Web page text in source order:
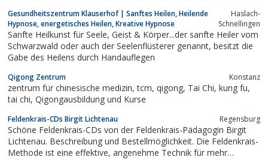
Gesundheitszentrum Klauserhof | Sanftes Heilen, Heilende
Hypnose, energetisches Heilen, Kreative Hypnose
Haslach-
Schnellingen
Sanfte Heilkunst für Seele, Geist & Körper...der sanfte Heiler vom
Schwarzwald oder auch der Seelenflüsterer genannt, besitzt die
Gabe des Heilens durch Handauflegen
Qigong Zentrum Konstanz
zentrum für chinesische medizin, tcm, qigong, Tai Chi, kung fu,
tai chi, Qigongausbildung und Kurse
Feldenkrais-CDs Birgit Lichtenau Regensburg
Schöne Feldenkrais-CDs von der Feldenkrais-Pädagogin Birgit
Lichtenau. Beschreibung und Bestellmöglichkeit. Die Feldenkrais-
Methode ist eine effektive, angenehme Technik für mehr